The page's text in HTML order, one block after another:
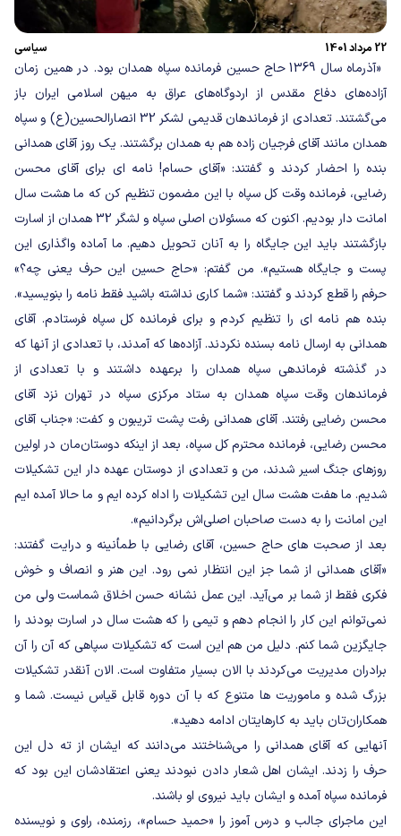
22 مرداد 1401 سیاسی
«آذرماه سال 1369 حاج حسین فرمانده سپاه همدان بود. در همین زمان
آزاده‌های دفاع مقدس از اردوگاه‌های عراق به میهن اسلامی ایران باز
می‌گشتند. تعدادی از فرماندهان قدیمی لشکر 32 انصارالحسین(ع) و سپاه
همدان مانند آقای فرجیان زاده هم به همدان برگشتند. یک روز آقای همدانی
بنده را احضار کردند و گفتند: «آقای حسام! نامه ای برای آقای محسن
رضایی، فرمانده وقت کل سپاه با این مضمون تنظیم کن که ما هشت سال
امانت دار بودیم. اکنون که مسئولان اصلی سپاه و لشگر 32 همدان از اسارت
بازگشتند باید این جایگاه را به آنان تحویل دهیم. ما آماده واگذاری این
پست و جایگاه هستیم». من گفتم: «حاج حسین این حرف یعنی چه؟»
حرفم را قطع کردند و گفتند: «شما کاری نداشته باشید فقط نامه را بنویسید».
بنده هم نامه ای را تنظیم کردم و برای فرمانده کل سپاه فرستادم. آقای
همدانی به ارسال نامه بسنده نکردند. آزاده‌ها که آمدند، با تعدادی از آنها که
در گذشته فرماندهی سپاه همدان را برعهده داشتند و با تعدادی از
فرماندهان وقت سپاه همدان به ستاد مرکزی سپاه در تهران نزد آقای
محسن رضایی رفتند. آقای همدانی رفت پشت تریبون و کفت: «جناب آقای
محسن رضایی، فرمانده محترم کل سپاه، بعد از اینکه دوستان‌مان در اولین
روزهای جنگ اسیر شدند، من و تعدادی از دوستان عهده دار این تشکیلات
شدیم. ما هفت هشت سال این تشکیلات را اداه کرده ایم و ما حالا آمده ایم
این امانت را به دست صاحبان اصلی‌اش برگردانیم».
بعد از صحبت های حاج حسین، آقای رضایی با طمأنینه و درایت گفتند:
«آقای همدانی از شما جز این انتظار نمی رود. این هنر و انصاف و خوش
فکری فقط از شما بر می‌آید. این عمل نشانه حسن اخلاق شماست ولی من
نمی‌توانم این کار را انجام دهم و تیمی را که هشت سال در اسارت بودند را
جایگزین شما کنم. دلیل من هم این است که تشکیلات سپاهی که آن را آن
برادران مدیریت می‌کردند با الان بسیار متفاوت است. الان آنقدر تشکیلات
بزرگ شده و ماموریت ها متنوع که با آن دوره قابل قیاس نیست. شما و
همکاران‌تان باید به کارهایتان ادامه دهید».
آنهایی که آقای همدانی را می‌شناختند می‌دانند که ایشان از ته دل این
حرف را زدند. ایشان اهل شعار دادن نبودند یعنی اعتقادشان این بود که
فرمانده سپاه آمده و ایشان باید نیروی او باشند.
این ماجرای جالب و درس آموز را «حمید حسام»، رزمنده، راوی و نویسنده